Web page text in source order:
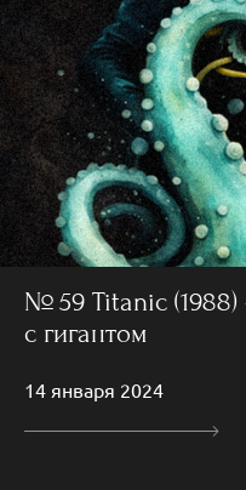
№ 59 Titanic
с гигантом
14 января 2024